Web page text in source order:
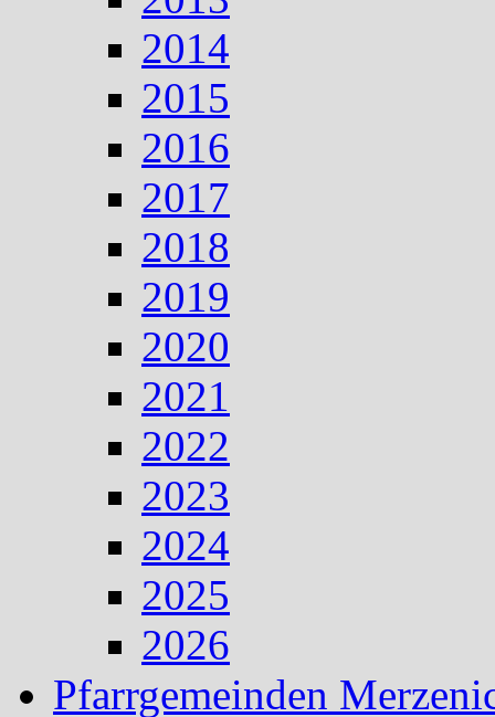
2014
2015
2016
2017
2018
2019
2020
2021
2022
2023
2024
2025
2026
Pfarrgemeinden